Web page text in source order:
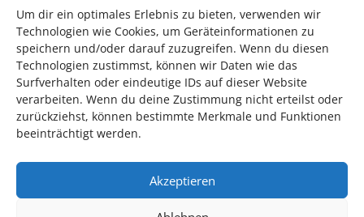
Um dir ein optimales Erlebnis zu bieten, verwenden wir
Technologien wie Cookies, um Geräteinformationen zu
speichern und/oder darauf zuzugreifen. Wenn du diesen
Technologien zustimmst, können wir Daten wie das
Surfverhalten oder eindeutige IDs auf dieser Website
verarbeiten. Wenn du deine Zustimmung nicht erteilst oder
zurückziehst, können bestimmte Merkmale und Funktionen
beeinträchtigt werden.
Akzeptieren
*KULTURTIPP SOMMERPAUSE: FESTIVAL DES DEUTSCHEN FILMS*